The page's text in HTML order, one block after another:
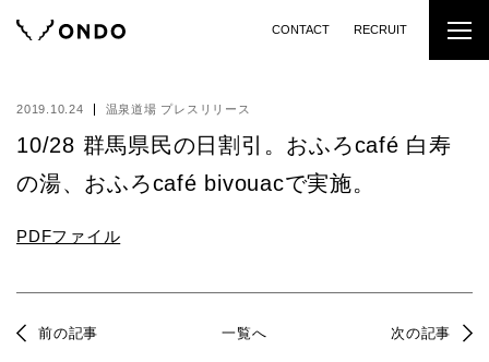
CONTACT RECRUIT
2019.10.24 温泉道場 プレスリリース
10/28 群馬県民の日割引。おふろcafé 白寿
の湯、おふろcafé bivouacで実施。
PDFファイル
前の記事 一覧へ 次の記事